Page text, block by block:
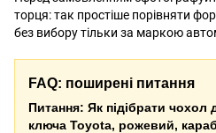
торця: так простіше порівняти
без вибору тільки за маркою
FAQ: поширені питання
Питання: Як підібрати чохол
ключа Toyota, рожевий,